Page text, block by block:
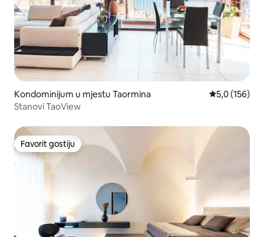
Kondominijum u mjestu Taormina prosječna
5,0 (156)
Stanovi TaoView
Favorit gostiju
Favorit gostiju